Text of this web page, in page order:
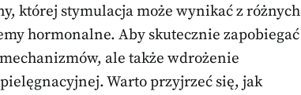
której stymulacja może wynikać z różnych
hormonalne. Aby skutecznie zapobiegać
ale także wdrożenie
Warto przyjrzeć się, jak